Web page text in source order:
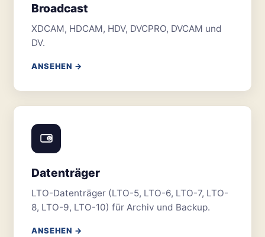
Broadcast
XDCAM, HDCAM, HDV, DVCPRO, DVCAM und
DV.
ANSEHEN →
Datenträger
LTO-Datenträger (LTO-5, LTO-6, LTO-7, LTO-
8, LTO-9, LTO-10) für Archiv und Backup.
ANSEHEN →